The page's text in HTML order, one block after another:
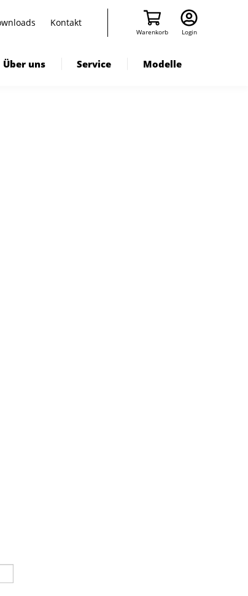
Kontakt
Warenkorb Login
Über uns Service Modelle